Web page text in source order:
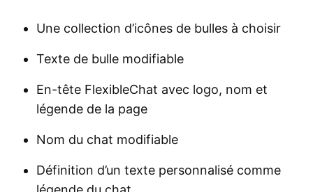
Une collection d’icônes de bulles à choisir
Texte de bulle modifiable
En-tête FlexibleChat avec logo, nom et
légende de la page
Nom du chat modifiable
Définition d’un texte personnalisé comme